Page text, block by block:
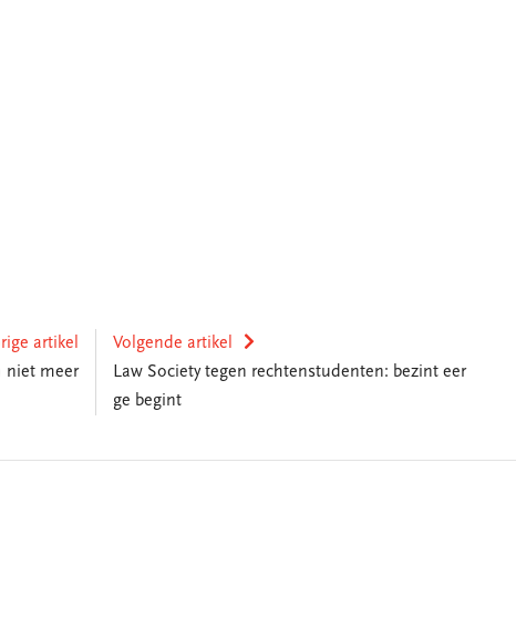
artikel
niet meer
Volgende artikel
Law Society tegen rechtenstudenten: bezint eer
ge begint